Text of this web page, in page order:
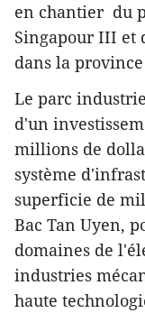
en chantier du
Singapour III et
dans la
Le parc
d'un
millions de
système
superficie de
Bac Tan Uyen,
domaines de
industries
haute